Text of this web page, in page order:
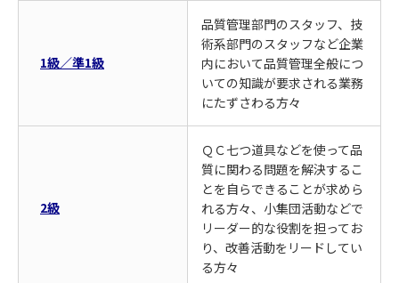
1級／準1級
品質管理部門のスタッフ、技
術系部門のスタッフなど企業
内において品質管理全般につ
いての知識が要求される業務
にたずさわる方々
2級
ＱＣ七つ道具などを使って品
質に関わる問題を解決するこ
とを自らできることが求めら
れる方々、小集団活動などで
リーダー的な役割を担ってお
り、改善活動をリードしてい
る方々